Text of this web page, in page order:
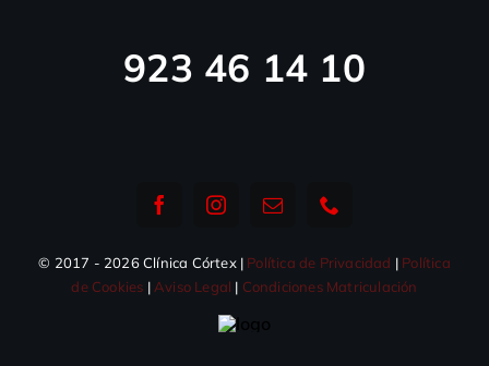
923 46 14 10
© 2017 - 2026 Clínica Córtex | Política de Privacidad | Política
de Cookies | Aviso Legal | Condiciones Matriculación